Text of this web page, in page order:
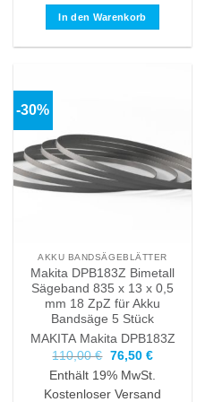
In den Warenkorb
-30%
AKKU BANDSÄGEBLÄTTER
Makita DPB183Z Bimetall
Sägeband 835 x 13 x 0,5
mm 18 ZpZ für Akku
Bandsäge 5 Stück
MAKITA Makita DPB183Z
110,00€ Ursprünglicher
Preis
war:
110,00 €
76,50 €Aktueller
ist:
76,50 €.
Enthält 19% MwSt.
Kostenloser Versand